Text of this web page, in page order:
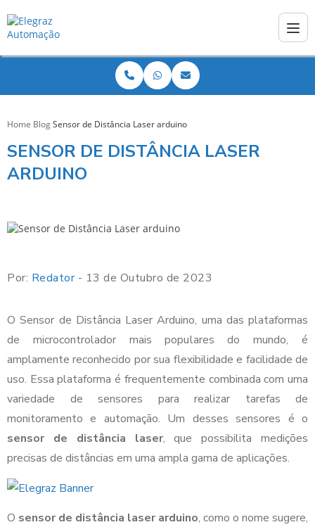
Home BlogSensor de Distância Laser arduino
SENSOR DE DISTÂNCIA LASER
ARDUINO
Por: Redator- 13 de Outubro de 2023
O Sensor de Distância Laser Arduino, uma das plataformas
de microcontrolador mais populares do mundo, é
amplamente reconhecido por sua flexibilidade e facilidade de
uso. Essa plataforma é frequentemente combinada com uma
variedade de sensores para realizar tarefas de
monitoramento e automação. Um desses sensores é o
sensor de distância laser, que possibilita medições
precisas de distâncias em uma ampla gama de aplicações.
O sensor de distância laser arduino, como o nome sugere,